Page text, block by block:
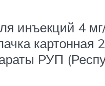
инъекций 4
РУП